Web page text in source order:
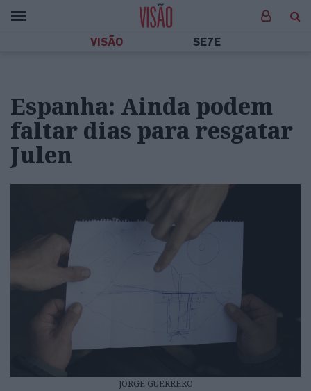
VISÃO SE7E
Espanha: Ainda podem
faltar dias para resgatar
Julen
JORGE GUERRERO